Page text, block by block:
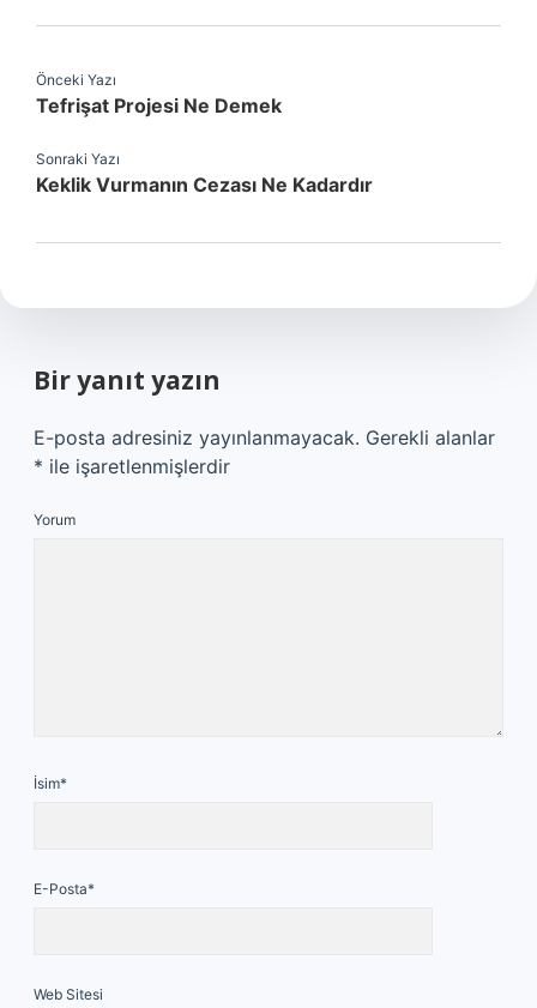
Önceki Yazı
Tefrişat Projesi Ne Demek
Sonraki Yazı
Keklik Vurmanın Cezası Ne Kadardır
Bir yanıt yazın
E-posta adresiniz yayınlanmayacak. Gerekli alanlar
* ile işaretlenmişlerdir
Yorum
İsim*
E-Posta*
Web Sitesi